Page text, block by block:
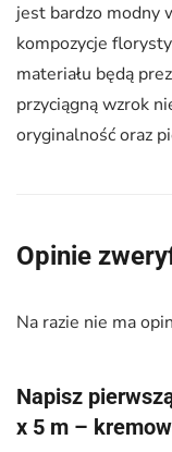
jest bardzo modny
kompozycje
materiału będą
przyciągną wzrok
oryginalność oraz
Opinie
Na razie nie ma
Napisz
x 5 m –